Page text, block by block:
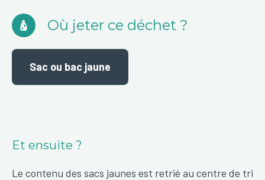
Où jeter ce déchet ?
Sac ou bac jaune
Et ensuite ?
Le contenu des sacs jaunes est retrié au centre de tri